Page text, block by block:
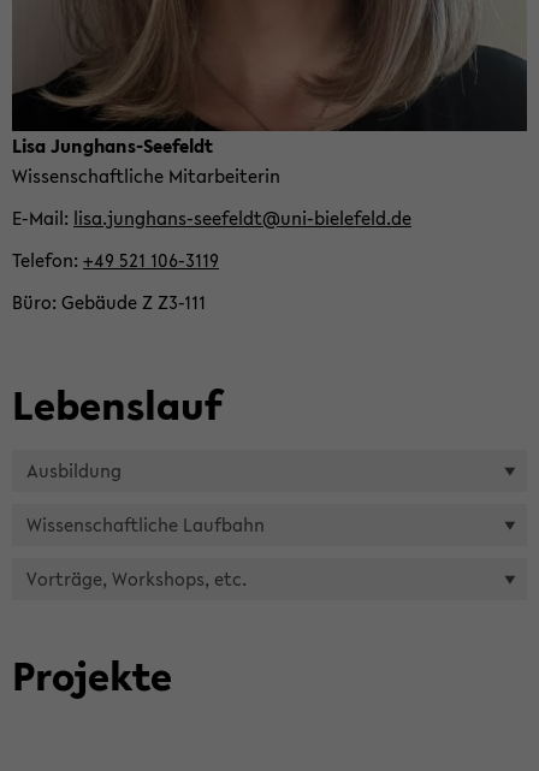
Lisa Junghans-​Seefeldt
Wis­sen­schaft­li­che Mit­ar­bei­te­rin
E-​Mail lisa.junghans-​seefeldt@uni-​bielefeld.de
Te­le­fon +49 521 106-​3119
Büro Ge­bäu­de Z Z3-​111
Le­bens­lauf
Aus­bil­dung
Wis­sen­schaft­li­che Lauf­bahn
Vor­trä­ge, Work­shops, etc.
Pro­jek­te